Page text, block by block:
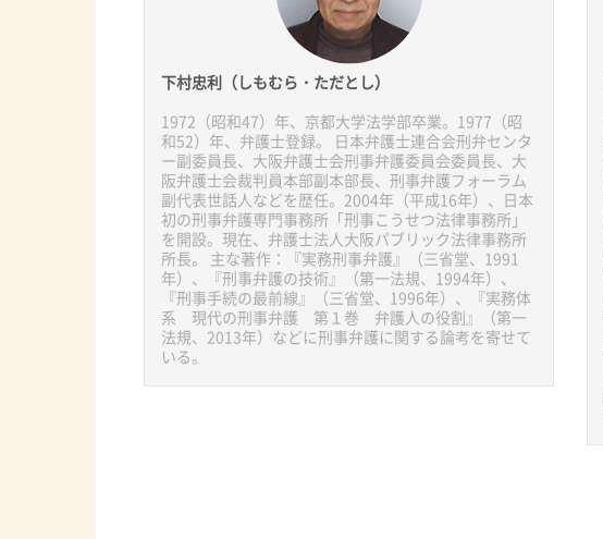
下村忠利（しもむら・ただとし）
1972（昭和47）年、京都大学法学部卒業。1977（昭
和52）年、弁護士登録。 日本弁護士連合会刑弁センタ
ー副委員長、大阪弁護士会刑事弁護委員会委員長、大
阪弁護士会裁判員本部副本部長、刑事弁護フォーラム
副代表世話人などを歴任。2004年（平成16年）、日本
初の刑事弁護専門事務所「刑事こうせつ法律事務所」
を開設。現在、弁護士法人大阪パブリック法律事務所
所長。 主な著作：『実務刑事弁護』（三省堂、1991
年）、『刑事弁護の技術』（第一法規、1994年）、
『刑事手続の最前線』（三省堂、1996年）、『実務体
系 現代の刑事弁護 第１巻 弁護人の役割』（第一
法規、2013年）などに刑事弁護に関する論考を寄せて
いる。